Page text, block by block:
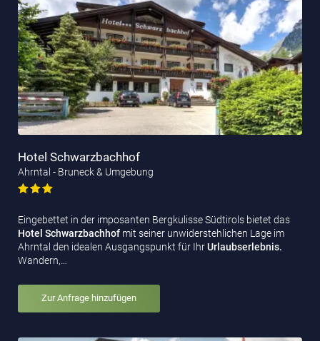
Hotel Schwarzbachhof
Ahrntal - Bruneck & Umgebung
Eingebettet in der imposanten Bergkulisse Südtirols bietet das
Hotel Schwarzbachhof mit seiner unwiderstehlichen Lage im
Ahrntal den idealen Ausgangspunkt für IhrUrlaubserlebnis.
Wandern,…
Zur Anfrage hinzufügen